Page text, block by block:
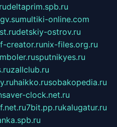
deltaprim.spb.ru
multiki-online.com
detskiy-ostrov.ru
creator.runix-files.org.ru
sputnikyes.ru
zallclub.ru
haikko.rusobakopedia.ru
clock.net.ru
7bit.pp.rukalugatur.ru